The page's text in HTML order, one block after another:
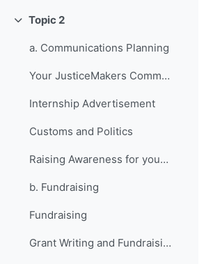
Replier
Topic 2
a. Communications Planning
Your JusticeMakers Communications Intern
Internship Advertisement
Customs and Politics
Raising Awareness for your Project - Lessons from Previous Fellows
b. Fundraising
Fundraising
Grant Writing and Fundraising Guide-sheet